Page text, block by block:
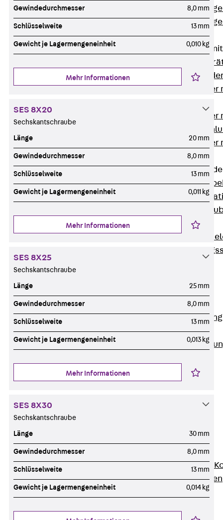
Multimedia
Gerätebecher
Gerätebecher
Gerätebecher
GST18-
Gerätebecher
Anschluss
Zubehör für
Zurück
Optionales
Ersatzteile
Anwendungsgebiete
Industrieanlagen
Bodengeführte
Beratung, Planung,
Individuelle Lösungen
Gewindedurchmesser 8,0 mm
Schlüsselweite 13 mm
Gewicht je Lagermengeneinheit 0,010 kg
Mehr Informationen
SES 8X20
Sechskantschraube
Länge 20 mm
Gewindedurchmesser 8,0 mm
Schlüsselweite 13 mm
Gewicht je Lagermengeneinheit 0,011 kg
Mehr Informationen
SES 8X25
Sechskantschraube
Länge 25 mm
Gewindedurchmesser 8,0 mm
Schlüsselweite 13 mm
Gewicht je Lagermengeneinheit 0,013 kg
Mehr Informationen
SES 8X30
Sechskantschraube
Länge 30 mm
Gewindedurchmesser 8,0 mm
Schlüsselweite 13 mm
Gewicht je Lagermengeneinheit 0,014 kg